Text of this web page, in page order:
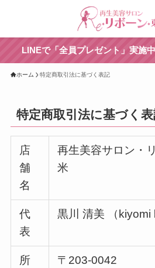
LINEで「全員プレゼント」実施中
ホーム 特定商取引法に基づく表記
特定商取引法に基づく
店
舗
名
再生美容サロン・
米
代
表
黒川 清美 （kiyomi
所
〒203-0042